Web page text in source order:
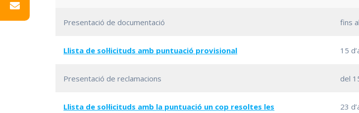
Presentació de documentació fins
Llista de sol·licituds amb puntuació provisional 15
Presentació de reclamacions del
Llista de sol·licituds amb la puntuació un cop resoltes les
23